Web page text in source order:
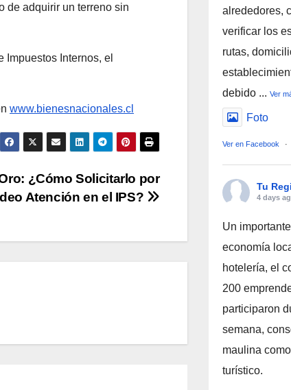
de adquirir un terreno sin
Internos, el
www.bienesnacionales.cl
¿Cómo Solicitarlo por
Atención en el IPS?
alrededores,
verificar los
rutas,
debido ... Ver
Foto
Ver en Facebook ·
Tu
4 days
Un
economía
hotelería, el
200
participaron
semana,
maulina
turístico.